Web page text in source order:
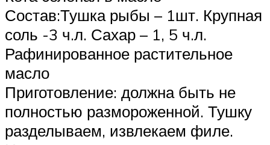
Состав:Тушка рыбы – 1шт. Крупная
соль -3 ч.л. Сахар – 1, 5 ч.л.
Рафинированное растительное
масло
Приготовление: должна быть не
полностью размороженной. Тушку
разделываем, извлекаем филе.